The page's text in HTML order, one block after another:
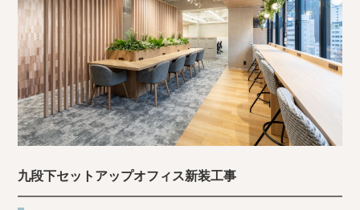
九段下セットアップオフィス新装工事